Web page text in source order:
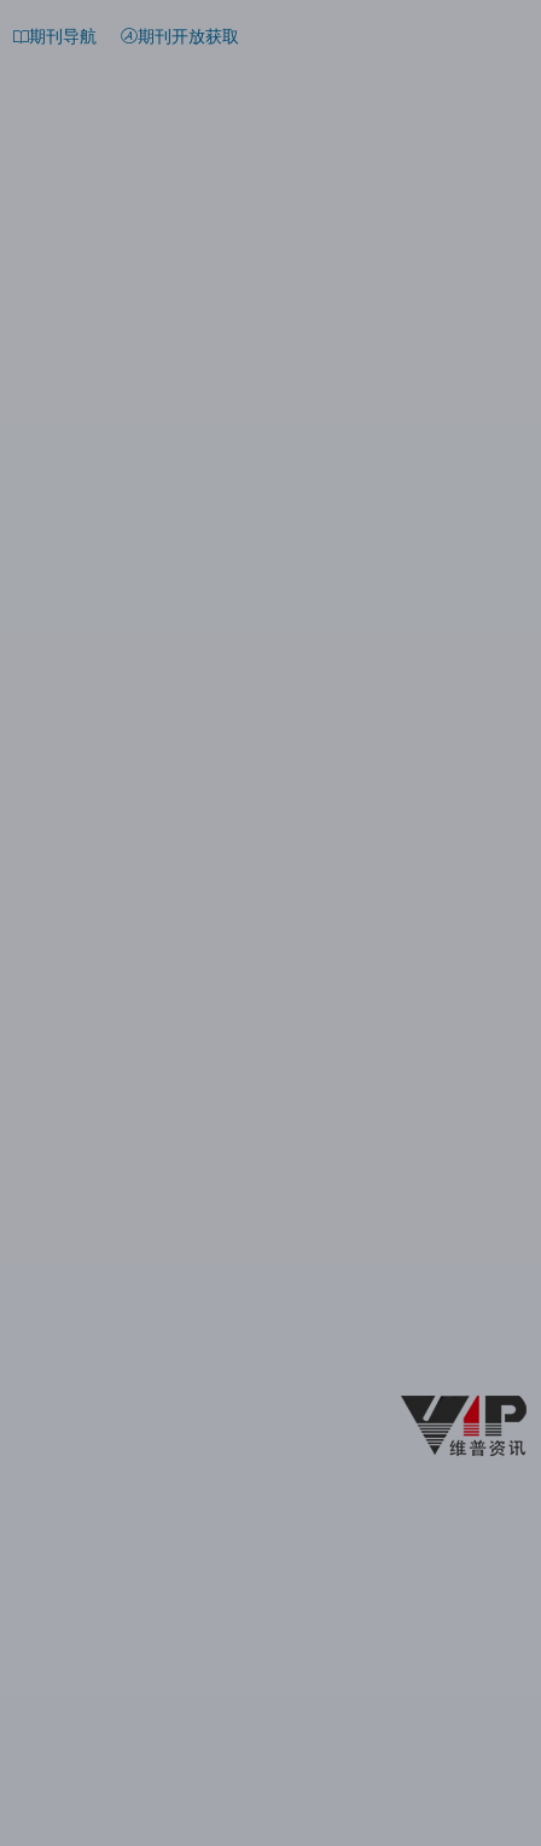
期刊导航 期刊开放获取